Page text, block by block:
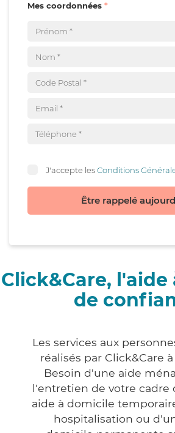
Mes coordonnées
J'accepte lesConditions
Être rappelé
Click&Care,
de
Les services aux
réalisés par Click&Care
Besoin d'une aide
l'entretien de votre cadre
aide à domicile
hospitalisation ou